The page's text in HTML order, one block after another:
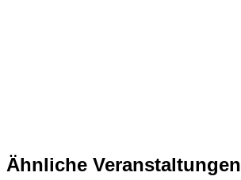
Ähnliche Veranstaltungen